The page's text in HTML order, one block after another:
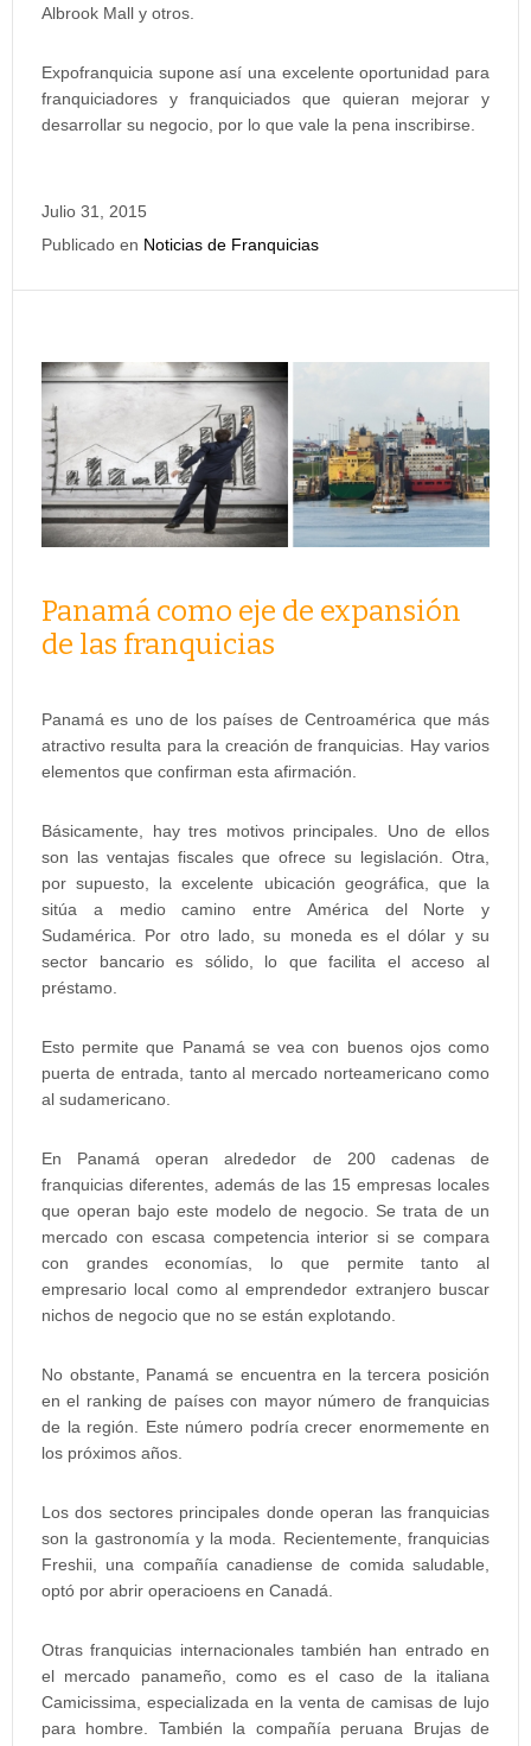
Albrook Mall y otros.
Expofranquicia supone así una excelente oportunidad para
franquiciadores y franquiciados que quieran mejorar y
desarrollar su negocio, por lo que vale la pena inscribirse.
Julio 31, 2015
Publicado en Noticias de Franquicias
Panamá como eje de expansión
de las franquicias
Panamá es uno de los países de Centroamérica que más
atractivo resulta para la creación de franquicias. Hay varios
elementos que confirman esta afirmación.
Básicamente, hay tres motivos principales. Uno de ellos
son las ventajas fiscales que ofrece su legislación. Otra,
por supuesto, la excelente ubicación geográfica, que la
sitúa a medio camino entre América del Norte y
Sudamérica. Por otro lado, su moneda es el dólar y su
sector bancario es sólido, lo que facilita el acceso al
préstamo.
Esto permite que Panamá se vea con buenos ojos como
puerta de entrada, tanto al mercado norteamericano como
al sudamericano.
En Panamá operan alrededor de 200 cadenas de
franquicias diferentes, además de las 15 empresas locales
que operan bajo este modelo de negocio. Se trata de un
mercado con escasa competencia interior si se compara
con grandes economías, lo que permite tanto al
empresario local como al emprendedor extranjero buscar
nichos de negocio que no se están explotando.
No obstante, Panamá se encuentra en la tercera posición
en el ranking de países con mayor número de franquicias
de la región. Este número podría crecer enormemente en
los próximos años.
Los dos sectores principales donde operan las franquicias
son la gastronomía y la moda. Recientemente, franquicias
Freshii, una compañía canadiense de comida saludable,
optó por abrir operacioens en Canadá.
Otras franquicias internacionales también han entrado en
el mercado panameño, como es el caso de la italiana
Camicissima, especializada en la venta de camisas de lujo
para hombre. También la compañía peruana Brujas de